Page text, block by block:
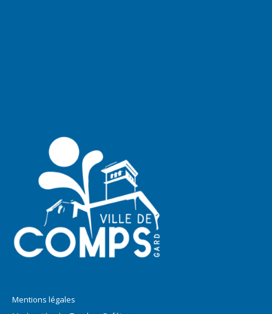
Mentions légales